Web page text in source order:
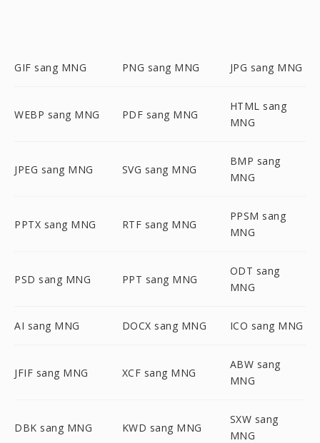
GIF sang MNG PNG sang MNG JPG sang MNG
WEBP sang MNG PDF sang MNG
HTML sang
MNG
JPEG sang MNG SVG sang MNG
BMP sang
MNG
PPTX sang MNG RTF sang MNG
PPSM sang
MNG
PSD sang MNG PPT sang MNG
ODT sang
MNG
AI sang MNG DOCX sang MNG ICO sang MNG
JFIF sang MNG XCF sang MNG
ABW sang
MNG
DBK sang MNG KWD sang MNG
SXW sang
MNG